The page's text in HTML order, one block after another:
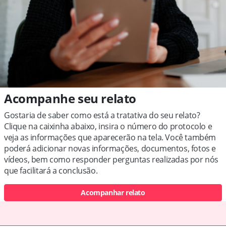
Acompanhe seu relato
Gostaria de saber como está a tratativa do seu relato?
Clique na caixinha abaixo, insira o número do protocolo e
veja as informações que aparecerão na tela. Você também
poderá adicionar novas informações, documentos, fotos e
vídeos, bem como responder perguntas realizadas por nós
que facilitará a conclusão.
Acompanhar relato